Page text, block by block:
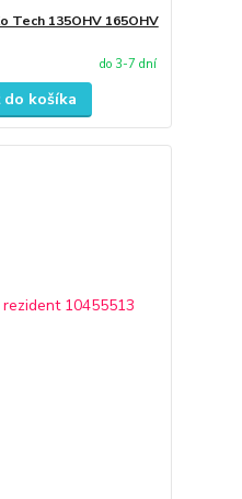
Tech 135OHV 165OHV
do 3-7 dní
do košíka